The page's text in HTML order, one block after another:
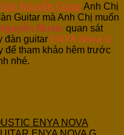
Nguyễn GuitarAnh Chị
Guitar mà Anh Chị muốn
Music quan sát
đàn guitar ENYA Nova G
để tham khảo hêm trước
nhé.
ENYA NOVA